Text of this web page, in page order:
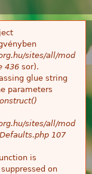
sites/all/mod
436 sor).
glue string
parameters
sites/all/mod
107
is
on